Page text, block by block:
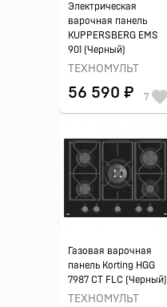
Электрическая
варочная панель
KUPPERSBERG EMS
901 (Черный)
ТЕХНОМУЛЬТ
56 590 ₽ 7
Газовая варочная
панель Korting HGG
7987 CT FLC (Черный)
ТЕХНОМУЛЬТ